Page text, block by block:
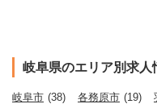
岐阜県のエリア別求人
岐阜市 (38) 各務原市 (19)